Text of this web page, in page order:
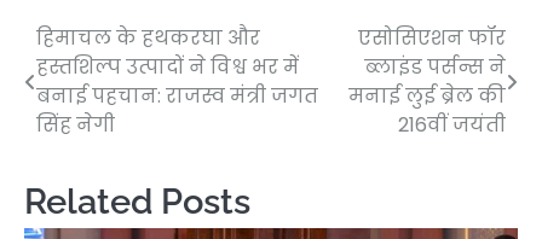
Post
navigation
हिमाचल के हथकरघा और
हस्तशिल्प उत्पादों ने विश्व भर में
बनाई पहचान: राजस्व मंत्री जगत
सिंह नेगी
एसोसिएशन फॉर
ब्लाइंड पर्सन्स ने
मनाई लुई ब्रेल की
216वीं जयंती
Related Posts